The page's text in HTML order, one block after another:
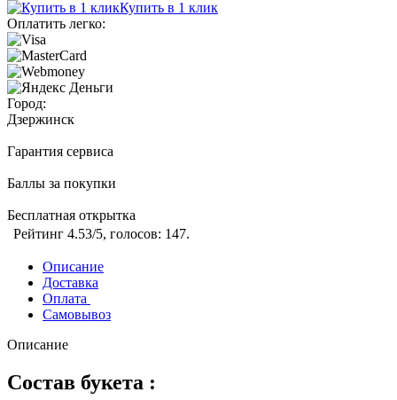
Купить в 1 клик
Оплатить легко:
Город:
Дзержинск
Гарантия сервиса
Баллы за покупки
Бесплатная открытка
Рейтинг 4.53/5, голосов: 147.
Описание
Доставка
Оплата
Самовывоз
Описание
Состав букета :